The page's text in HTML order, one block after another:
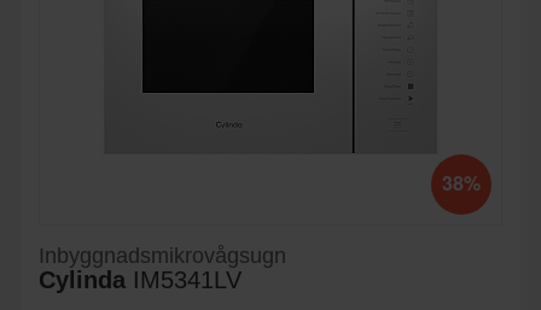
38%
Inbyggnadsmikrovågsugn
Cylinda IM5341LV